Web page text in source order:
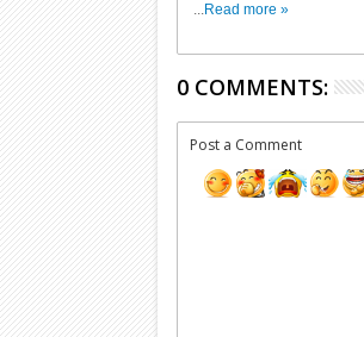
...Read more »
0 COMMENTS:
Post a Comment